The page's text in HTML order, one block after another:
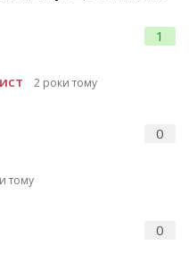
1
2 роки тому
0
тому
0